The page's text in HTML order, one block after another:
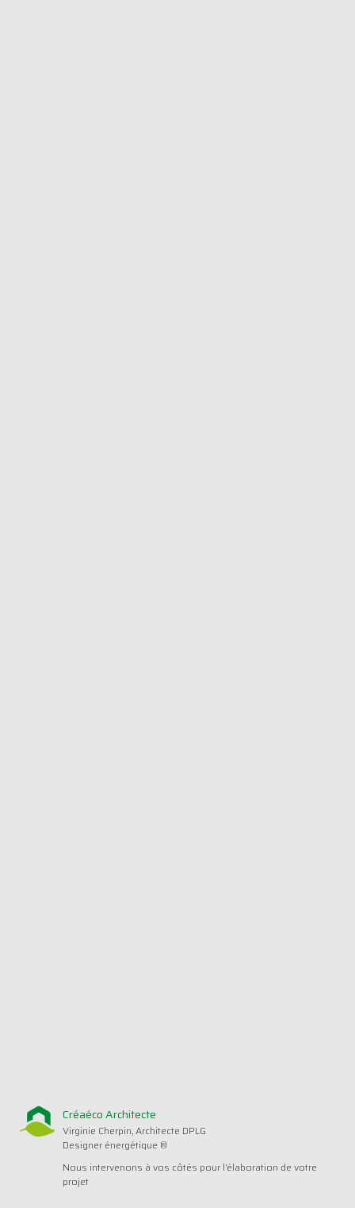
Créaéco Architecte
Virginie Cherpin, Architecte DPLG
Designer énergétique ®
Nous intervenons à vos côtés pour l’élaboration de votre
projet